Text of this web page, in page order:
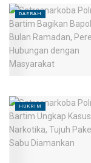
DAERAH
HUKRIM